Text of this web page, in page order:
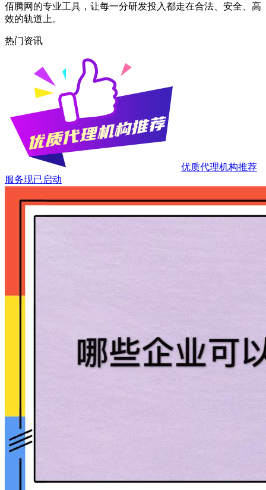
佰腾网的专业工具，让每一分研发投入都走在合法、安全、高
效的轨道上。
热门资讯
优质代理机构推荐
服务现已启动